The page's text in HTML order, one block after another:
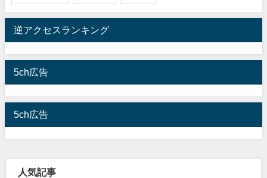
逆アクセスランキング
5ch広告
5ch広告
人気記事